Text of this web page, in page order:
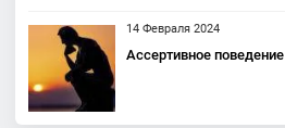
14 Февраля 2024
Ассертивное поведение